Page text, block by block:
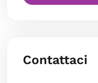
Contattaci